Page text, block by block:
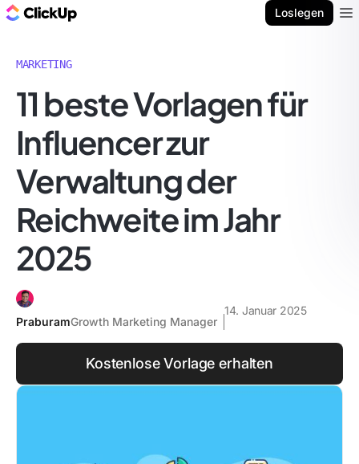
Loslegen
MARKETING
11 beste Vorlagen für
Influencer zur
Verwaltung der
Reichweite im Jahr
2025
PraburamGrowth Marketing Manager
14. Januar 2025
Kostenlose Vorlage erhalten